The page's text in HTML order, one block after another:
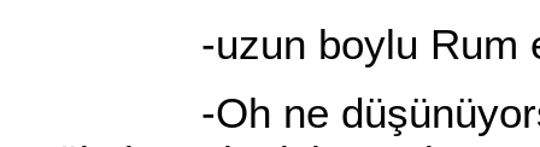
-uzun boylu Rum
-Oh ne